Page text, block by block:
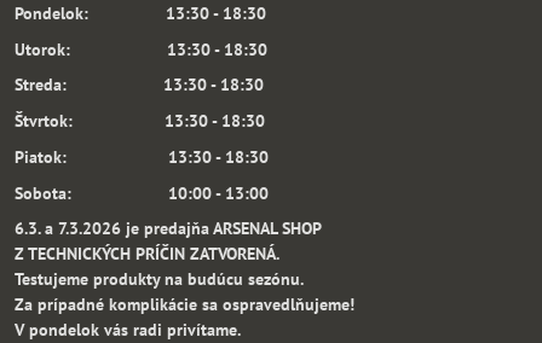
Pondelok: 13:30 - 18:30
Utorok: 13:30 - 18:30
Streda: 13:30 - 18:30
Štvrtok: 13:30 - 18:30
Piatok: 13:30 - 18:30
Sobota: 10:00 - 13:00
6.3. a 7.3.2026 je predajňa ARSENAL SHOP
Z TECHNICKÝCH PRÍČIN ZATVORENÁ.
Testujeme produkty na budúcu sezónu.
Za prípadné komplikácie sa ospravedlňujeme!
V pondelok vás radi privítame.